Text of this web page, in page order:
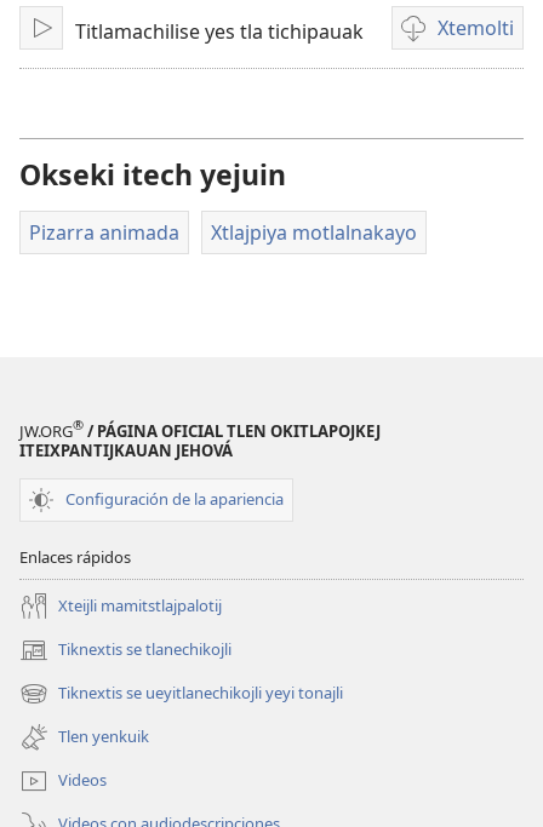
tlajtojli
XkakiTitlamachilise yes tla tichipauak Xtemolti
Kenon
tikintemoltis
for
screen
Okseki itech yejuin
Pizarra animada Xtlajpiya motlalnakayo
JW.ORG® / PÁGINA OFICIAL TLEN OKITLAPOJKEJ
ITEIXPANTIJKAUAN JEHOVÁ
Configuración de la apariencia
Enlaces rápidos
Xteijli mamitstlajpalotij
Tiknextis se tlanechikojli
(abre
una
nueva
ventana)
Tiknextis se ueyitlanechikojli yeyi tonajli
(abre
una
nueva
ventana)
Tlen yenkuik
Videos